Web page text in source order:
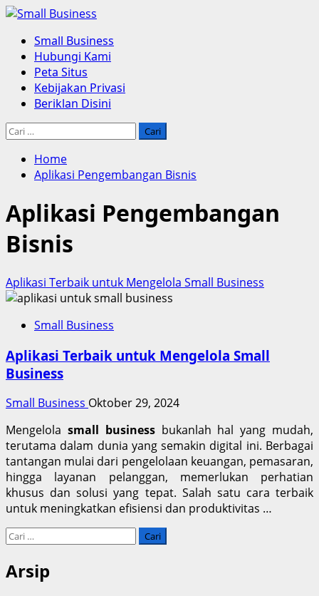
Skip
content
Primary
Menu
Small Business
Hubungi Kami
Peta Situs
Kebijakan Privasi
Beriklan Disini
Cari
Home
Aplikasi Pengembangan Bisnis
Aplikasi Pengembangan
Bisnis
Aplikasi Terbaik untuk Mengelola Small Business
Small Business
Aplikasi Terbaik untuk Mengelola Small
Business
Small Business Oktober 29, 2024
Mengelola small businessbukanlah hal yang mudah,
terutama dalam dunia yang semakin digital ini. Berbagai
tantangan mulai dari pengelolaan keuangan, pemasaran,
hingga layanan pelanggan, memerlukan perhatian
khusus dan solusi yang tepat. Salah satu cara terbaik
untuk meningkatkan efisiensi dan produktivitas …
Cari
Arsip